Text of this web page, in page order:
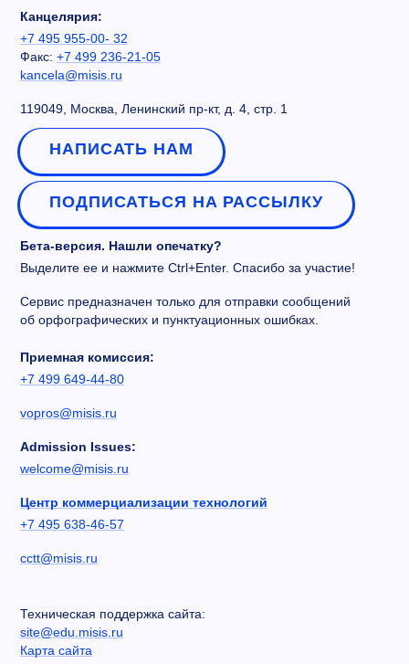
Канцелярия:
+7 495 955-00- 32
Факс: +7 499 236-21-05
kancela@misis.ru
119049, Москва, Ленинский пр-кт, д. 4, стр. 1
НАПИСАТЬ НАМ
ПОДПИСАТЬСЯ НА РАССЫЛКУ
Бета-версия. Нашли опечатку?
Выделите ее и нажмите Ctrl+Enter. Спасибо за участие!
Сервис предназначен только для отправки сообщений
об орфографических и пунктуационных ошибках.
Приемная комиссия:
+7 499 649-44-80
vopros@misis.ru
Admission Issues:
welcome@misis.ru
Центр коммерциализации технологий
+7 495 638-46-57
cctt@misis.ru
Техническая поддержка сайта:
site@edu.misis.ru
Карта сайта